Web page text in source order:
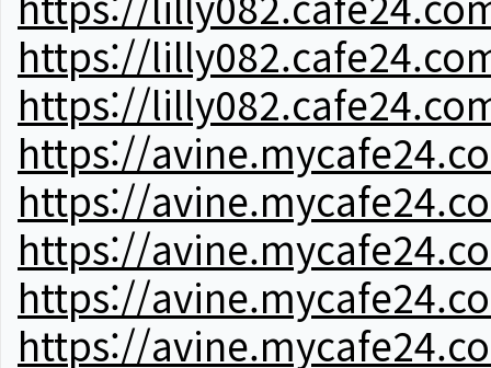
https://
https://
https://
https://
https://
https://
https://